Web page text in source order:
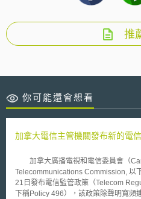
推
你可能還會想看
加拿大電信主管機關發布新的電
加拿大廣播電視和電信委員會（
Telecommunications Commission, 以
21日發布電信監管政策（Telecom
下稱Policy 496），該政策除聲明寬